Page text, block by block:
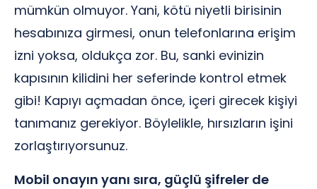
mümkün olmuyor. Yani, kötü niyetli birisinin
hesabınıza girmesi, onun telefonlarına erişim
izni yoksa, oldukça zor. Bu, sanki evinizin
kapısının kilidini her seferinde kontrol etmek
gibi! Kapıyı açmadan önce, içeri girecek kişiyi
tanımanız gerekiyor. Böylelikle, hırsızların işini
zorlaştırıyorsunuz.
Mobil onayın yanı sıra, güçlü şifreler de